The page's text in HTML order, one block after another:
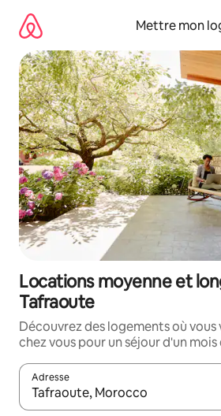
directement
contenu
Mettre mon
Locations moyenne et
Tafraoute
Découvrez des logements où
chez vous pour un séjour d'un mois
Adresse
Lorsque les résultats s'affichent,